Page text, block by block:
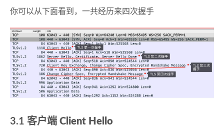
你可以从下面看到，一共经历来四次握手
3.1 客户端 Client Hello